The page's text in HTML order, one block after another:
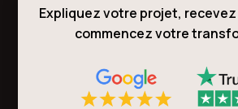
Expliquez votre projet,
commencez votre